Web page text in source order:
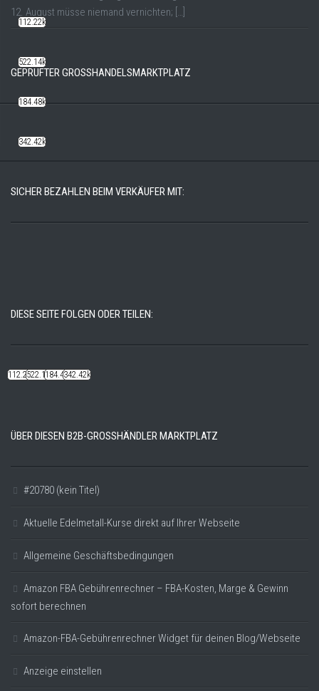
12. August müsse niemand vernichten; […]
GEPRÜFTER GROSSHANDELSMARKTPLATZ
SICHER BEZAHLEN BEIM VERKÄUFER MIT:
DIESE SEITE FOLGEN ODER TEILEN:
112.22k522.14k184.48k342.42k
ÜBER DIESEN B2B-GROSSHÄNDLER MARKTPLATZ
#20780 (kein Titel)
Aktuelle Edelmetall-Kurse direkt auf Ihrer Webseite
Allgemeine Geschäftsbedingungen
Amazon FBA Gebührenrechner – FBA-Kosten, Marge & Gewinn
sofort berechnen
Amazon-FBA-Gebührenrechner Widget für deinen Blog/Webseite
Anzeige einstellen
112.22k
522.14k
184.48k
342.42k